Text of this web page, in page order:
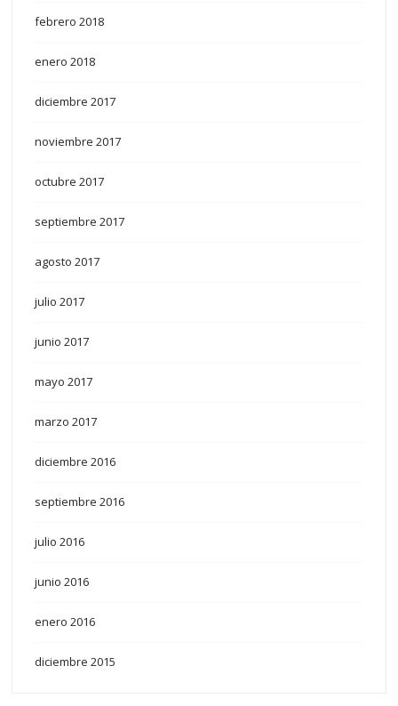
febrero 2018
enero 2018
diciembre 2017
noviembre 2017
octubre 2017
septiembre 2017
agosto 2017
julio 2017
junio 2017
mayo 2017
marzo 2017
diciembre 2016
septiembre 2016
julio 2016
junio 2016
enero 2016
diciembre 2015